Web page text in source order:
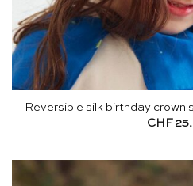
Reversible silk birthday crown
CHF